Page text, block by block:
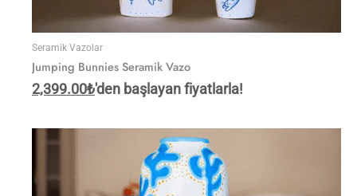
Seramik Vazolar
Jumping Bunnies Seramik Vazo
2,399.00₺'den başlayan fiyatlarla!